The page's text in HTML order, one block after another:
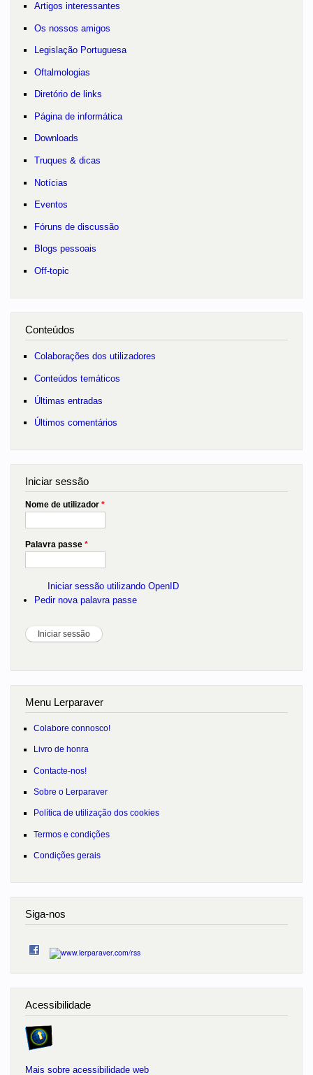
Artigos interessantes
Os nossos amigos
Legislação Portuguesa
Oftalmologias
Diretório de links
Página de informática
Downloads
Truques & dicas
Notícias
Eventos
Fóruns de discussão
Blogs pessoais
Off-topic
Conteúdos
Colaborações dos utilizadores
Conteúdos temáticos
Últimas entradas
Últimos comentários
Iniciar sessão
Nome de utilizador *
Palavra passe *
Iniciar sessão utilizando OpenID
Pedir nova palavra passe
Menu Lerparaver
Colabore connosco!
Livro de honra
Contacte-nos!
Sobre o Lerparaver
Política de utilização dos cookies
Termos e condições
Condições gerais
Siga-nos
Acessibilidade
Mais sobre acessibilidade web